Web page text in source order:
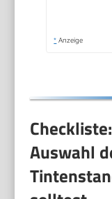
* Anzeige
Auswahl